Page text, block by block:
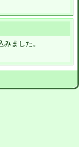
ました。